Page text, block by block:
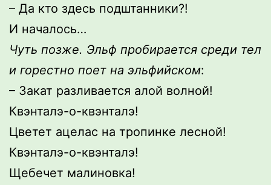
– Да кто здесь подштанники?!
И началось…
Чуть позже. Эльф пробирается среди тел
и горестно поет на эльфийском:
– Закат разливается алой волной!
Квэнталэ-о-квэнталэ!
Цветет ацелас на тропинке лесной!
Квэнталэ-о-квэнталэ!
Щебечет малиновка!